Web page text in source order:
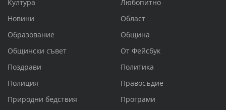
Култура
Любопитно
Новини
Област
Образование
Община
Общински съвет
От Фейсбук
Поздрави
Политика
Полиция
Правосъдие
Природни бедствия
Програми